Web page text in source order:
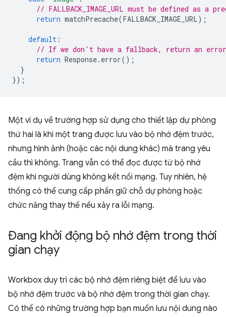
// FALLBACK_IMAGE_URL must be defined as a
return matchPrecache(FALLBACK_IMAGE_URL);
default :
// If we don't have a fallback, return an error
return Response. error();
}
});
Một ví dụ về trường hợp sử dụng cho thiết lập dự phòng
thứ hai là khi một trang được lưu vào bộ nhớ đệm trước,
nhưng hình ảnh (hoặc các nội dung khác) mà trang yêu
cầu thì không. Trang vẫn có thể đọc được từ bộ nhớ
đệm khi người dùng không kết nối mạng. Tuy nhiên, hệ
thống có thể cung cấp phần giữ chỗ dự phòng hoặc
chức năng thay thế nếu xảy ra lỗi mạng.
Đang khởi động bộ nhớ đệm trong thời
gian chạy
Workbox duy trì các bộ nhớ đệm riêng biệt để lưu vào
bộ nhớ đệm trước và bộ nhớ đệm trong thời gian chạy.
Có thể có những trường hợp bạn muốn lưu nội dung nào